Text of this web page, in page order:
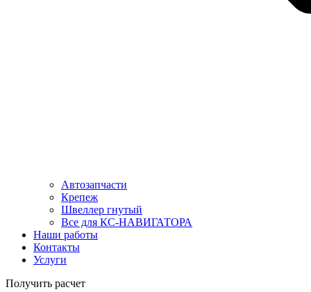
Автозапчасти
Крепеж
Швеллер гнутый
Все для КС-НАВИГАТОРА
Наши работы
Контакты
Услуги
Получить расчет